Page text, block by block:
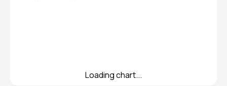
Loading chart...